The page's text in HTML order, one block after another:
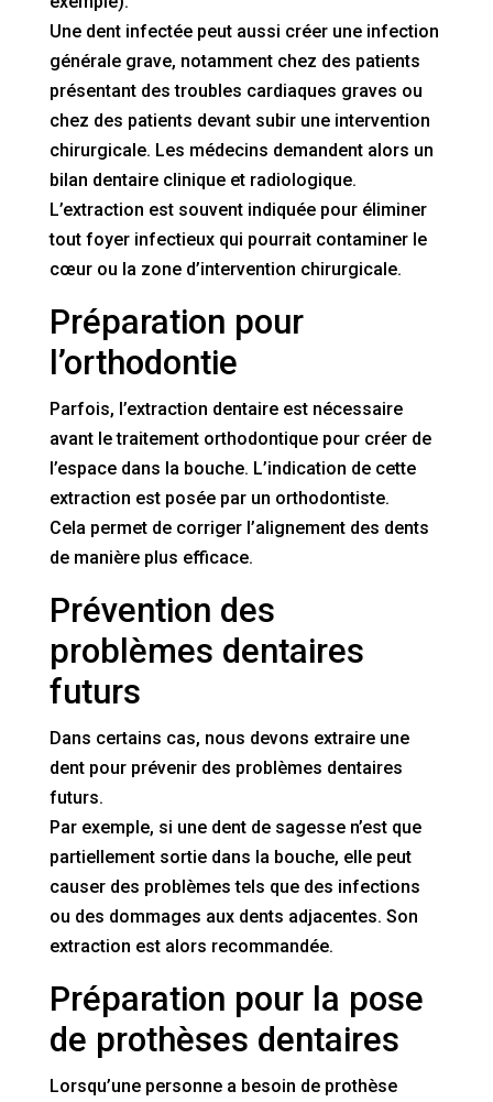
Une dent infectée peut aussi créer une infection
générale grave, notamment chez des patients
présentant des troubles cardiaques graves ou
chez des patients devant subir une intervention
chirurgicale. Les médecins demandent alors un
bilan dentaire clinique et radiologique.
L’extraction est souvent indiquée pour éliminer
tout foyer infectieux qui pourrait contaminer le
cœur ou la zone d’intervention chirurgicale.
Préparation pour
l’orthodontie
Parfois, l’extraction dentaire est nécessaire
avant le traitement orthodontique pour créer de
l’espace dans la bouche. L’indication de cette
extraction est posée par un orthodontiste.
Cela permet de corriger l’alignement des dents
de manière plus efficace.
Prévention des
problèmes dentaires
futurs
Dans certains cas, nous devons extraire une
dent pour prévenir des problèmes dentaires
futurs.
Par exemple, si une dent de sagesse n’est que
partiellement sortie dans la bouche, elle peut
causer des problèmes tels que des infections
ou des dommages aux dents adjacentes. Son
extraction est alors recommandée.
Préparation pour la pose
de prothèses dentaires
Lorsqu’une personne a besoin de prothèse